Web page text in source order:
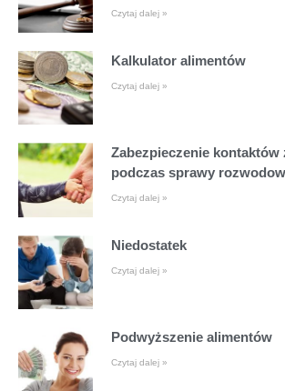
Czytaj dalej »
Kalkulator alimentów
Czytaj dalej »
Zabezpieczenie kontaktów
podczas sprawy
Czytaj dalej »
Niedostatek
Czytaj dalej »
Podwyższenie alimentów
Czytaj dalej »